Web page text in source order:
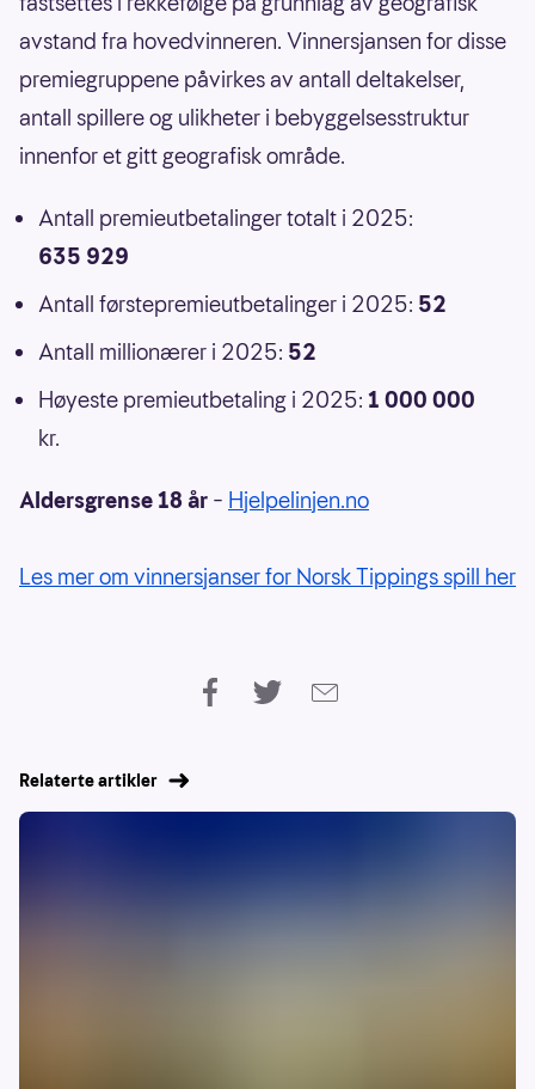
avstand fra hovedvinneren. Vinnersjansen for disse
premiegruppene påvirkes av antall deltakelser,
antall spillere og ulikheter i bebyggelsesstruktur
innenfor et gitt geografisk område.
Antall premieutbetalinger totalt i 2025:
635 929
Antall førstepremieutbetalinger i 2025: 52
Antall millionærer i 2025: 52
Høyeste premieutbetaling i 2025: 1 000 000
kr.
Aldersgrense 18 år – Hjelpelinjen.no
Les mer om vinnersjanser for Norsk Tippings spill her
Relaterte artikler